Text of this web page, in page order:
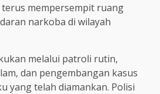
mempersempit ruang
narkoba di wilayah
melalui patroli rutin,
dan pengembangan kasus
yang telah diamankan. Polisi